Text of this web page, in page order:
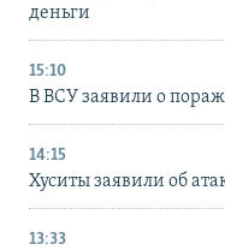
деньги
15:10
В ВСУ заявили о
14:15
Хуситы заявили об
13:33